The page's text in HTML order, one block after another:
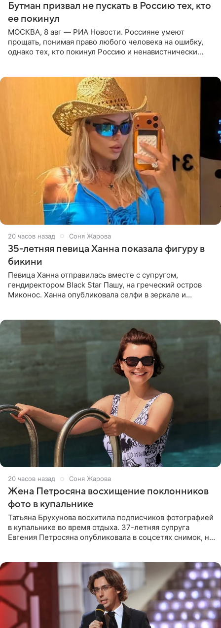
Бутман призвал не пускать в Россию тех, кто
ее покинул
МОСКВА, 8 авг — РИА Новости. Россияне умеют
прощать, понимая право любого человека на ошибку,
однако тех, кто покинул Россию и ненавистнически
20 часов назад Соня Жарова
35-летняя певица Ханна показала фигуру в
бикини
Певица Ханна отправилась вместе с супругом,
гендиректором Black Star Пашу, на греческий остров
Миконос. Ханна опубликовала селфи в зеркале и
20 часов назад Соня Жарова
Жена Петросяна восхищение поклонников
фото в купальнике
Татьяна Брухунова восхитила подписчиков фотографией
в купальнике во время отдыха. 37-летняя супруга
Евгения Петросяна опубликовала в соцсетях снимок, на